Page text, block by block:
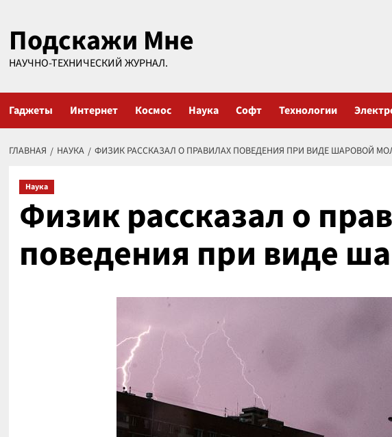
содержимому
Подскажи Мне
НАУЧНО-ТЕХНИЧЕСКИЙ ЖУРНАЛ.
Гаджеты Интернет Космос Наука Софт Технологии
ГЛАВНАЯ НАУКА ФИЗИК РАССКАЗАЛ О ПРАВИЛАХ ПОВЕДЕНИЯ ПРИ ВИДЕ ШАРОВОЙ
Наука
Физик рассказал о
поведения при виде